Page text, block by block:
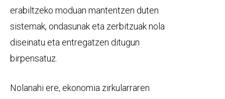
erabiltzeko moduan mantentzen duten
sistemak, ondasunak eta zerbitzuak nola
diseinatu eta entregatzen ditugun
birpensatuz.
Nolanahi ere, ekonomia zirkularraren